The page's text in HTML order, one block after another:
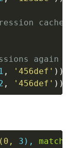
cache
again
, '456def' ) )
, '456def' ) )
( 0 , 3 ) , match